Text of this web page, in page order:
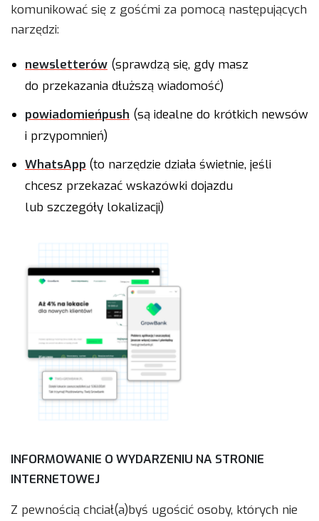
komunikować się z gośćmi za pomocą następujących
narzędzi:
newsletterów (sprawdzą się, gdy masz
do przekazania dłuższą wiadomość)
powiadomieńpush (są idealne do krótkich newsów
i przypomnień)
WhatsApp (to narzędzie działa świetnie, jeśli
chcesz przekazać wskazówki dojazdu
lub szczegóły lokalizacji)
INFORMOWANIE O WYDARZENIU NA STRONIE
INTERNETOWEJ
Z pewnością chciał(a)byś ugościć osoby, których nie